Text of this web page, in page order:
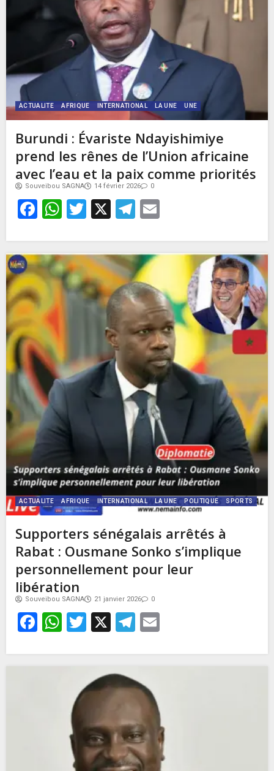
ACTUALITE AFRIQUE INTERNATIONAL LA UNE UNE
Burundi : Évariste Ndayishimiye
prend les rênes de l’Union africaine
avec l’eau et la paix comme priorités
Souveibou SAGNA 14 février 2026 0
Facebook
WhatsApp
Twitter
X Telegram
ACTUALITE AFRIQUE INTERNATIONAL LA UNE POLITIQUE SPORTS
Supporters sénégalais arrêtés à
Rabat : Ousmane Sonko s’implique
personnellement pour leur
libération
Souveibou SAGNA 21 janvier 2026 0
Facebook
WhatsApp
Twitter
X Telegram